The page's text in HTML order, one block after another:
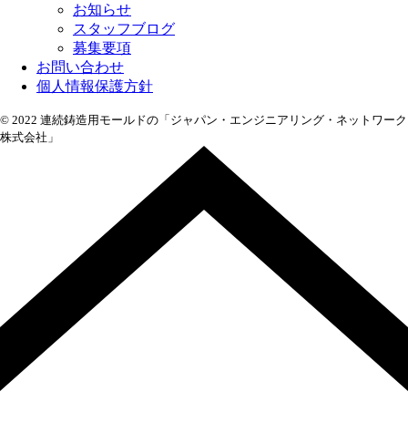
お知らせ
スタッフブログ
募集要項
お問い合わせ
個人情報保護方針
© 2022 連続鋳造用モールドの「ジャパン・エンジニアリング・ネットワーク
株式会社」